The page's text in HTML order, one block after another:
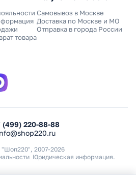
товара
Самовывоз в Москве
Доставка по Москве и МО
Отправка в города России
(499) 220-88-88
2007-2026
Юридическая информация.